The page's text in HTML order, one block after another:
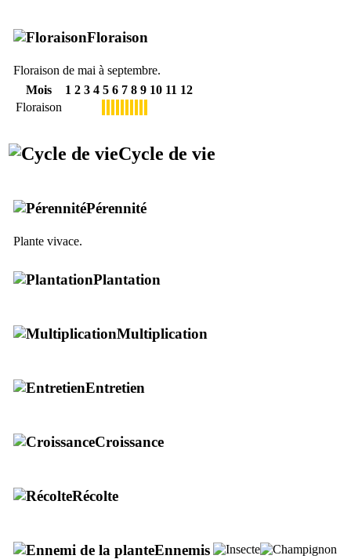
Floraison
Floraison de mai à septembre.
Mois
1 2 3 4 5 6 7 8 9 10 11 12
Floraison
Cycle de vie
Pérennité
Plante vivace.
Plantation
Multiplication
Entretien
Croissance
Récolte
Ennemis